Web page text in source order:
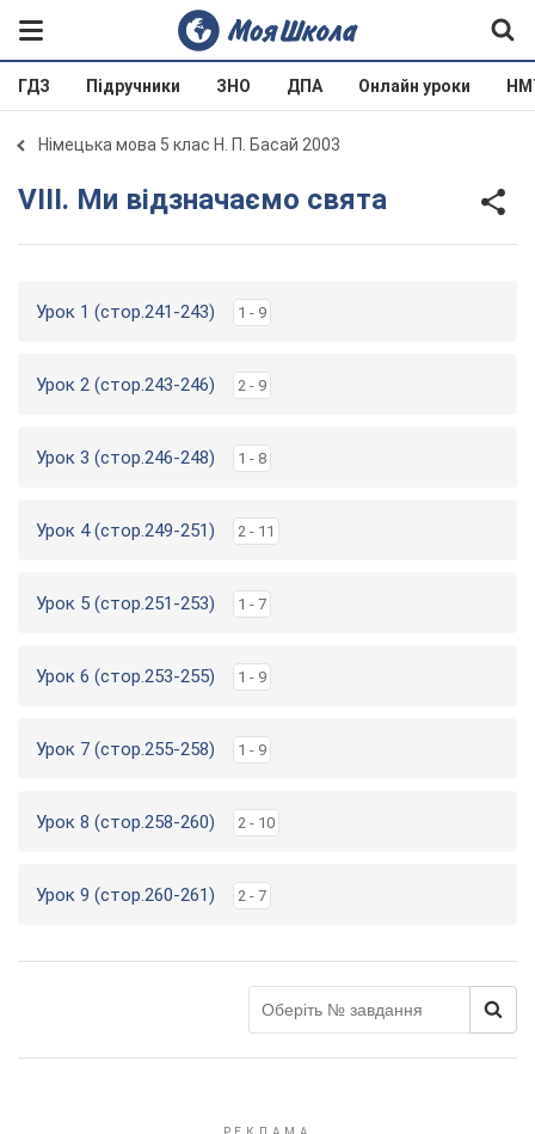
ГДЗ Підручники ЗНО ДПА Онлайн уроки
Німецька мова 5 клас Н. П. Басай 2003
VIII. Ми відзначаємо свята
Урок 1 (стор.241-243) 1 - 9
Урок 2 (стор.243-246) 2 - 9
Урок 3 (стор.246-248) 1 - 8
Урок 4 (стор.249-251) 2 - 11
Урок 5 (стор.251-253) 1 - 7
Урок 6 (стор.253-255) 1 - 9
Урок 7 (стор.255-258) 1 - 9
Урок 8 (стор.258-260) 2 - 10
Урок 9 (стор.260-261) 2 - 7